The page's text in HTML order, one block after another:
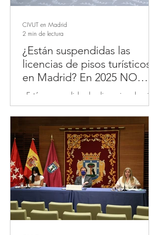
¿Están suspendidas las
licencias de pisos turísticos
en Madrid? En 2025 NO
TODAS están suspendidas
¿Están suspendidas las licencias de pisos
turísticos en Madrid ? En el año 2025,
no están suspendidas todas las licencias
turísticas de...
CIVUT en Madrid
2 min de lectura